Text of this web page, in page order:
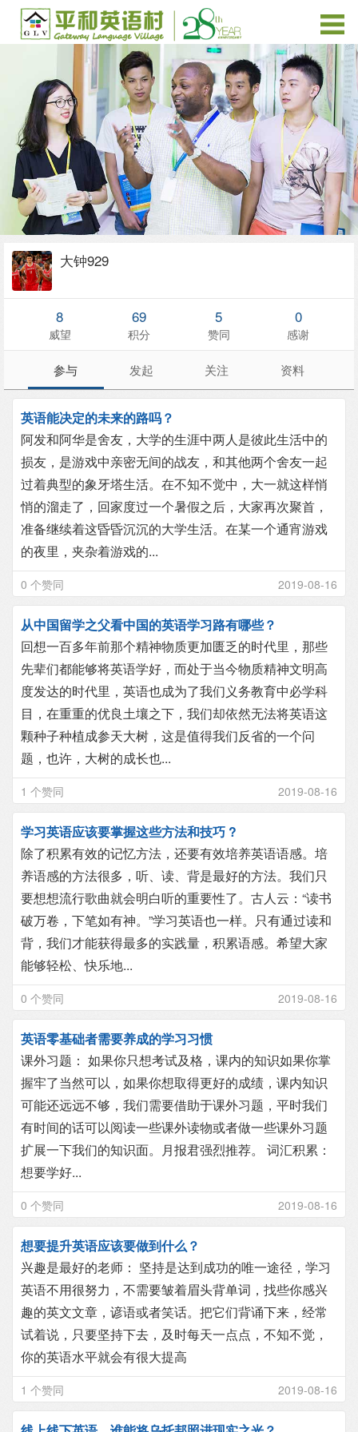
大钟929
8
威望
69
积分
5
赞同
0
感谢
参与 发起 关注 资料
英语能决定的未来的路吗？
阿发和阿华是舍友，大学的生涯中两人是彼此生活中的
损友，是游戏中亲密无间的战友，和其他两个舍友一起
过着典型的象牙塔生活。在不知不觉中，大一就这样悄
悄的溜走了，回家度过一个暑假之后，大家再次聚首，
准备继续着这昏昏沉沉的大学生活。在某一个通宵游戏
的夜里，夹杂着游戏的...
0 个赞同 2019-08-16
从中国留学之父看中国的英语学习路有哪些？
回想一百多年前那个精神物质更加匮乏的时代里，那些
先辈们都能够将英语学好，而处于当今物质精神文明高
度发达的时代里，英语也成为了我们义务教育中必学科
目，在重重的优良土壤之下，我们却依然无法将英语这
颗种子种植成参天大树，这是值得我们反省的一个问
题，也许，大树的成长也...
1 个赞同 2019-08-16
学习英语应该要掌握这些方法和技巧 ?
除了积累有效的记忆方法，还要有效培养英语语感。培
养语感的方法很多，听、读、背是最好的方法。我们只
要想想流行歌曲就会明白听的重要性了。古人云：“读书
破万卷，下笔如有神。”学习英语也一样。只有通过读和
背，我们才能获得最多的实践量，积累语感。希望大家
能够轻松、快乐地...
0 个赞同 2019-08-16
英语零基础者需要养成的学习习惯
课外习题： 如果你只想考试及格，课内的知识如果你掌
握牢了当然可以，如果你想取得更好的成绩，课内知识
可能还远远不够，我们需要借助于课外习题，平时我们
有时间的话可以阅读一些课外读物或者做一些课外习题
扩展一下我们的知识面。月报君强烈推荐。 词汇积累：
想要学好...
0 个赞同 2019-08-16
想要提升英语应该要做到什么？
兴趣是最好的老师： 坚持是达到成功的唯一途径，学习
英语不用很努力，不需要皱着眉头背单词，找些你感兴
趣的英文文章，谚语或者笑话。把它们背诵下来，经常
试着说，只要坚持下去，及时每天一点点，不知不觉，
你的英语水平就会有很大提高
1 个赞同 2019-08-16